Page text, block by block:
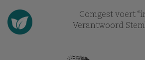
Comgest voert
Verantwoord